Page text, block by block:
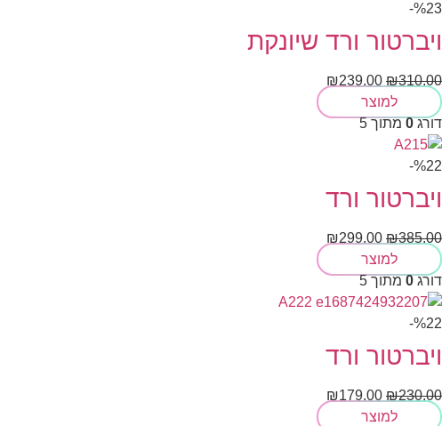
%23-
ויברטור ורד שיונקת
₪310.00
₪239.00
למוצר
דורג0מתוך 5
%22-
ויברטור ורד
₪385.00
₪299.00
למוצר
דורג0מתוך 5
%22-
ויברטור ורד
₪230.00
₪179.00
למוצר